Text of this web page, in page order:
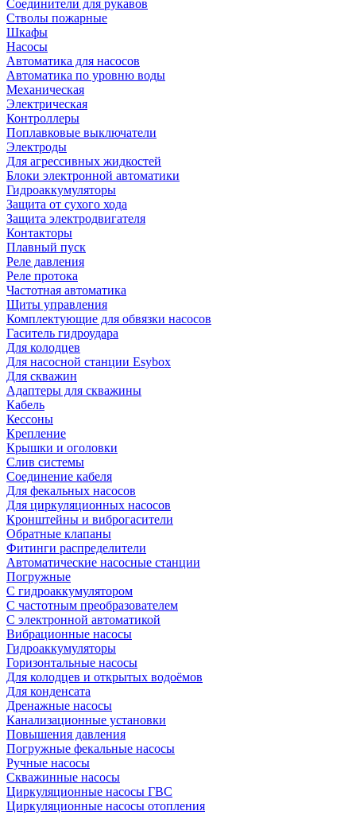
Соединители для рукавов
Стволы пожарные
Шкафы
Насосы
Автоматика для насосов
Автоматика по уровню воды
Механическая
Электрическая
Контроллеры
Поплавковые выключатели
Электроды
Для агрессивных жидкостей
Блоки электронной автоматики
Гидроаккумуляторы
Защита от сухого хода
Защита электродвигателя
Контакторы
Плавный пуск
Реле давления
Реле протока
Частотная автоматика
Щиты управления
Комплектующие для обвязки насосов
Гаситель гидроудара
Для колодцев
Для насосной станции Esybox
Для скважин
Адаптеры для скважины
Кабель
Кессоны
Крепление
Крышки и оголовки
Слив системы
Соединение кабеля
Для фекальных насосов
Для циркуляционных насосов
Кронштейны и виброгасители
Обратные клапаны
Фитинги распределители
Автоматические насосные станции
Погружные
С гидроаккумулятором
С частотным преобразователем
С электронной автоматикой
Вибрационные насосы
Гидроаккумуляторы
Горизонтальные насосы
Для колодцев и открытых водоёмов
Для конденсата
Дренажные насосы
Канализационные установки
Повышения давления
Погружные фекальные насосы
Ручные насосы
Скважинные насосы
Циркуляционные насосы ГВС
Циркуляционные насосы отопления